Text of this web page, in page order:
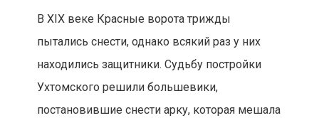
В XIX веке Красные ворота трижды
пытались снести, однако всякий раз у них
находились защитники. Судьбу постройки
Ухтомского решили большевики,
постановившие снести арку, которая мешала